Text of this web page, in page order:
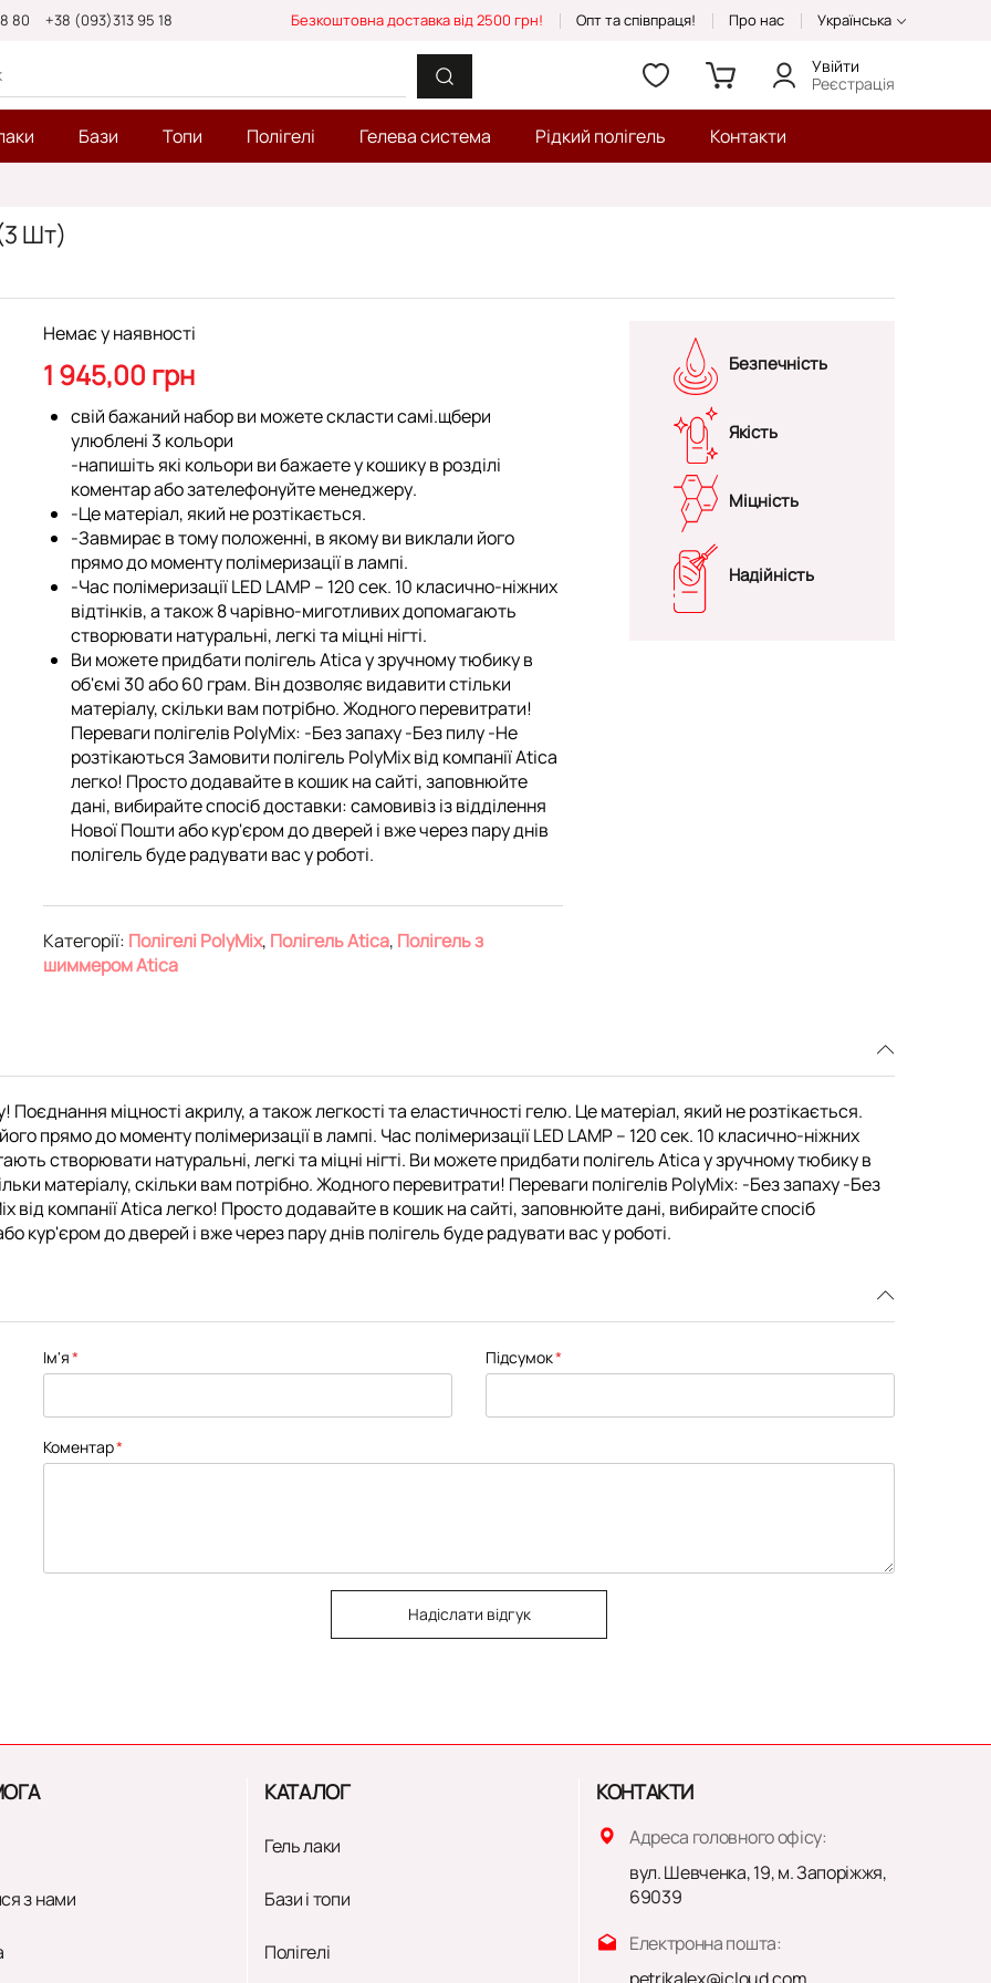
80 +38 (093)313 95 18 Безкоштовна доставка від 2500 грн! Опт та співпраця! Про нас Українська
Увійти
Реєстрація
Бази Топи Полігелі Гелева система Рідкий полігель Контакти
Шт)
Немає у наявності
1 945,00 грн
свій бажаний набор ви можете скласти самі.щбери
улюблені 3 кольори
-напишіть які кольори ви бажаете у кошику в розділі
коментар або зателефонуйте менеджеру.
-Це матеріал, який не розтікається.
-Завмирає в тому положенні, в якому ви виклали його
прямо домоменту полімеризації в лампі.
-Час полімеризації LED LAMP – 120 сек. 10 класично-ніжних
відтінків, а також 8 чарівно-миготливих допомагають
створювати натуральні, легкі та міцні нігті.
Ви можете придбати полігель Atica у зручному тюбику в
об'ємі 30 або 60 грам. Він дозволяє видавити стільки
матеріалу, скільки вам потрібно. Жодного перевитрати!
Переваги полігелів PolyMix: -Без запаху -Без пилу -Не
розтікаються Замовити полігель PolyMix від компанії Atica
легко! Просто додавайте в кошик на сайті, заповнюйте
дані, вибирайте спосіб доставки: самовивіз із відділення
Нової Пошти або кур'єром до дверей і вже через пару днів
полігель буде радувати вас у роботі.
Категорії: Полігелі PolyMix, Полігель Atica, Полігель з
шиммером Atica
Безпечність
Якість
Міцність
Надійність
Поєднання міцності акрилу, а також легкості та еластичності гелю. Це матеріал, який не розтікається.
прямо до моменту полімеризації в лампі. Час полімеризації LED LAMP – 120 сек. 10 класично-ніжних
створювати натуральні, легкі та міцні нігті. Ви можете придбати полігель Atica у зручному тюбику в
матеріалу, скільки вам потрібно. Жодного перевитрати! Переваги полігелів PolyMix: -Без запаху -Без
від компанії Atica легко! Просто додавайте в кошик на сайті, заповнюйте дані, вибирайте спосіб
кур'єром до дверей і вже через пару днів полігель буде радувати вас у роботі.
Ім'я Підсумок
Коментар
Надіслати відгук
з нами
КАТАЛОГ
Гель лаки
Бази і топи
Полігелі
КОНТАКТИ
Адреса головного офісу:
вул. Шевченка, 19, м. Запоріжжя,
69039
Електронна пошта: